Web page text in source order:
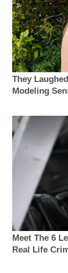
They
Modeling
Meet The 6
Real Life